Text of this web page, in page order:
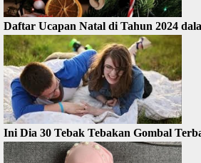
Daftar Ucapan Natal di Tahun 2024
Ini Dia 30 Tebak Tebakan Gombal